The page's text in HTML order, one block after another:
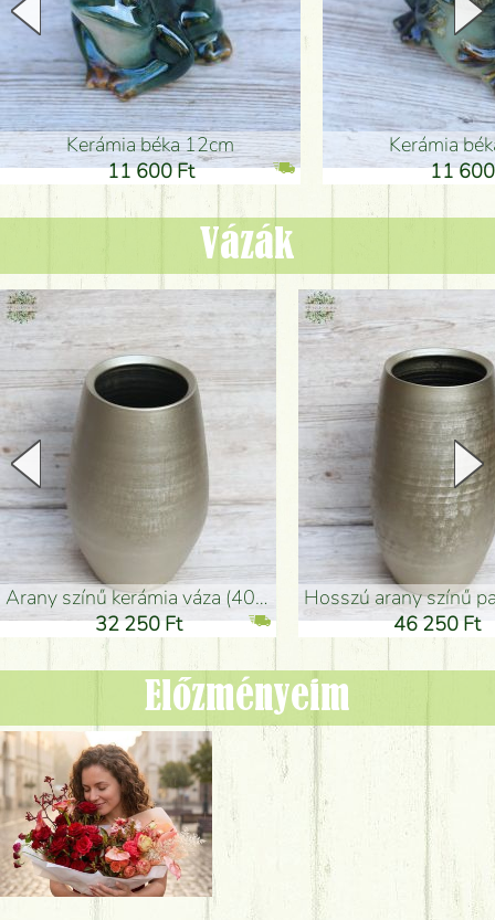
Kerámia béka 12cm
11 600 Ft
Kerámia
11
Vázák
arany színű kerámia váza (40x26cm)
32 250 Ft
hosszú arany színű
46 250 Ft
Előzményeim